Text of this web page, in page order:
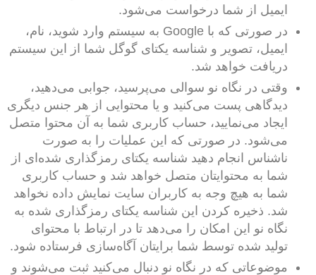
ایمیل از شما درخواست می‌شود.
در صورتی که با Google به سیستم وارد شوید، نام،
ایمیل، تصویر و شناسه یکتای گوگل شما از این سیستم
دریافت خواهد شد.
وقتی در نگاه نو سوالی می‌پرسید، جوابی می‌دهید،
دیدگاهی پست می‌کنید و یا محتوایی از هر جنس دیگری
ایجاد می‌نمایید، حساب کاربری شما به آن محتوا متصل
می‌شود. در صورتی که این عملیات را به صورت
ناشناس انجام دهید شناسه یکتای رمز‌گذاری شده‌ای از
شما به محتوایتان متصل خواهد شد و حساب کاربری
شما به هیچ وجه به کاربران سایت نمایش داده نخواهد
شد. ذخیره کردن این شناسه یکتای رمز‌گذاری شده به
نگاه نو این امکان را می‌دهد تا در ارتباط با محتوای
تولید شده توسط شما برایتان آگاه‌سازی فرستاده شود.
موضوعاتی که در نگاه نو دنبال می‌کنید ثبت می‌شوند و